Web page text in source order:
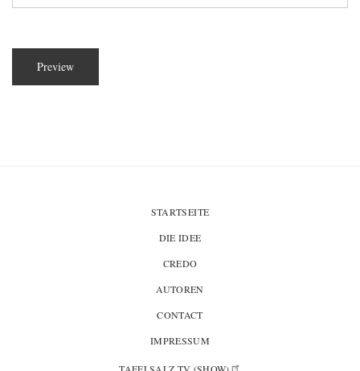
STARTSEITE
DIE IDEE
CREDO
AUTOREN
CONTACT
IMPRESSUM